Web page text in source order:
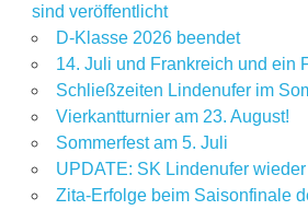
sind veröffentlicht
D-Klasse 2026 beendet
14. Juli und Frankreich und ein
Schließzeiten Lindenufer im
Vierkantturnier am 23. August!
Sommerfest am 5. Juli
UPDATE: SK Lindenufer
Zita-Erfolge beim Saisonfinale